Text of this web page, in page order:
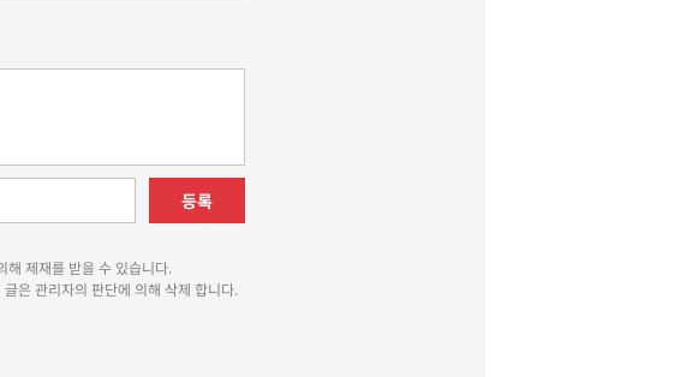
등록
해 제재를 받을 수 있습니다.
은 관리자의 판단에 의해 삭제 합니다.